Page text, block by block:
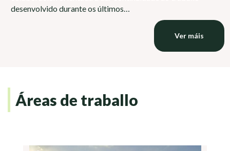
desenvolvido durante os últimos…
Ver máis
Áreas de traballo